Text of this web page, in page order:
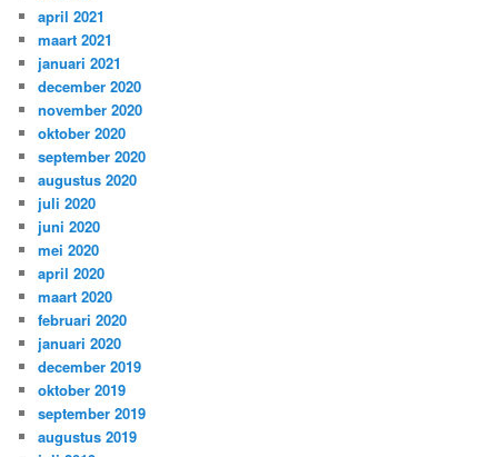
april 2021
maart 2021
januari 2021
december 2020
november 2020
oktober 2020
september 2020
augustus 2020
juli 2020
juni 2020
mei 2020
april 2020
maart 2020
februari 2020
januari 2020
december 2019
oktober 2019
september 2019
augustus 2019